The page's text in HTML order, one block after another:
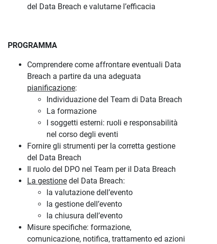
del Data Breach e valutarne l’efficacia
PROGRAMMA
Comprendere come affrontare eventuali Data
Breach a partire da una adeguata
pianificazione:
Individuazione del Team di Data Breach
La formazione
I soggetti esterni: ruoli e responsabilità
nel corso degli eventi
Fornire gli strumenti per la corretta gestione
del Data Breach
Il ruolo del DPO nel Team per il Data Breach
La gestione del Data Breach:
la valutazione dell’evento
la gestione dell’evento
la chiusura dell’evento
Misure specifiche: formazione,
comunicazione, notifica, trattamento ed azioni